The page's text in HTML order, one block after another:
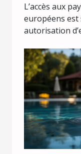
L’accès aux
européens
autorisation